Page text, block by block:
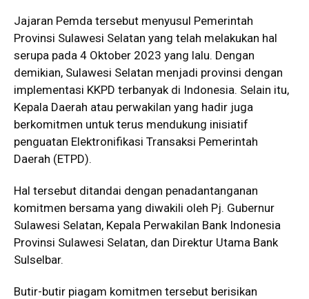
Jajaran Pemda tersebut menyusul Pemerintah
Provinsi Sulawesi Selatan yang telah melakukan hal
serupa pada 4 Oktober 2023 yang lalu. Dengan
demikian, Sulawesi Selatan menjadi provinsi dengan
implementasi KKPD terbanyak di Indonesia. Selain itu,
Kepala Daerah atau perwakilan yang hadir juga
berkomitmen untuk terus mendukung inisiatif
penguatan Elektronifikasi Transaksi Pemerintah
Daerah (ETPD).
Hal tersebut ditandai dengan penadantanganan
komitmen bersama yang diwakili oleh Pj. Gubernur
Sulawesi Selatan, Kepala Perwakilan Bank Indonesia
Provinsi Sulawesi Selatan, dan Direktur Utama Bank
Sulselbar.
Butir-butir piagam komitmen tersebut berisikan